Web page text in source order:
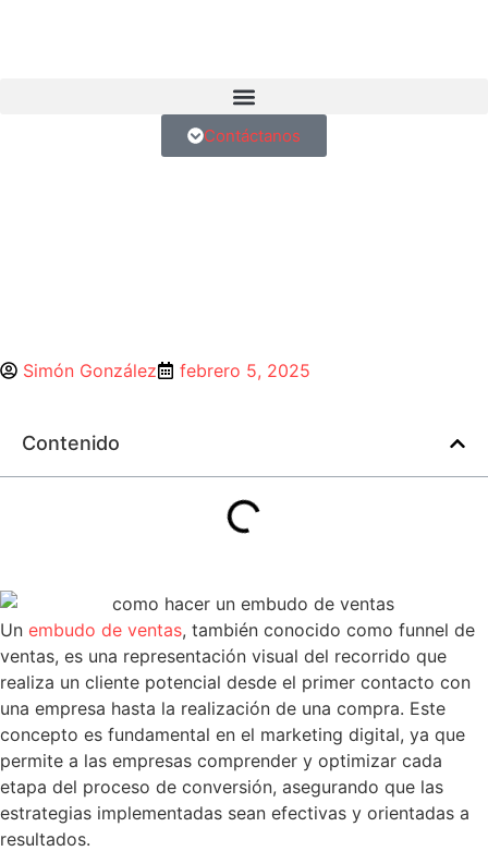
Contáctanos
Simón González febrero 5, 2025
Contenido
Un embudo de ventas, también conocido como funnel de
ventas, es una representación visual del recorrido que
realiza un cliente potencial desde el primer contacto con
una empresa hasta la realización de una compra. Este
concepto es fundamental en el marketing digital, ya que
permite a las empresas comprender y optimizar cada
etapa del proceso de conversión, asegurando que las
estrategias implementadas sean efectivas y orientadas a
resultados.